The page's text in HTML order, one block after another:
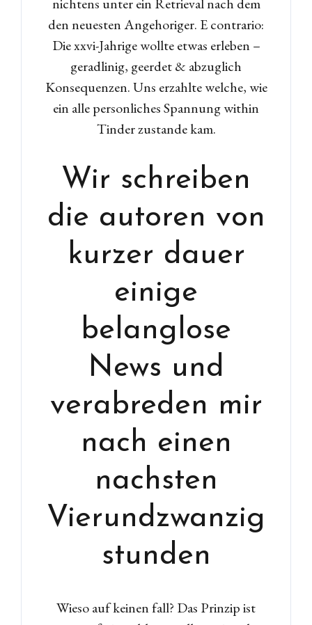
den neuesten Angehoriger. E contrario:
Die xxvi-Jahrige wollte etwas erleben –
geradlinig, geerdet & abzuglich
Konsequenzen. Uns erzahlte welche, wie
ein alle personliches Spannung within
Tinder zustande kam.
Wir schreiben
die autoren von
kurzer dauer
einige
belanglose
News und
verabreden mir
nach einen
nachsten
Vierundzwanzig
stunden
Wieso auf keinen fall? Das Prinzip ist